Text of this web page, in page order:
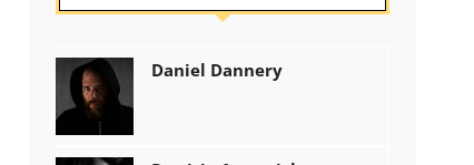
Daniel Dannery